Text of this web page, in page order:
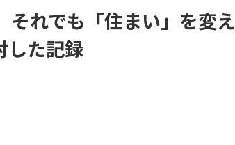
それでも「住まい」を変え
した記録